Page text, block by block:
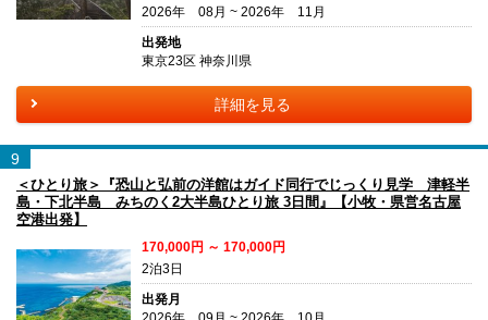
2026年 08月 ~ 2026年 11月
出発地
東京23区 神奈川県
詳細を見る
9
＜ひとり旅＞『恐山と弘前の洋館はガイド同行でじっくり見学 津軽半
島・下北半島 みちのく2大半島ひとり旅 3日間』【小牧・県営名古屋
空港出発】
170,000円 ～ 170,000円
2泊3日
出発月